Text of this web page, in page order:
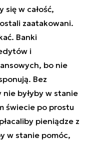
się w całość,
zaatakowani.
Banki
i
bo nie
Bez
byłyby w stanie
świecie po prostu
pieniądze z
w stanie pomóc,